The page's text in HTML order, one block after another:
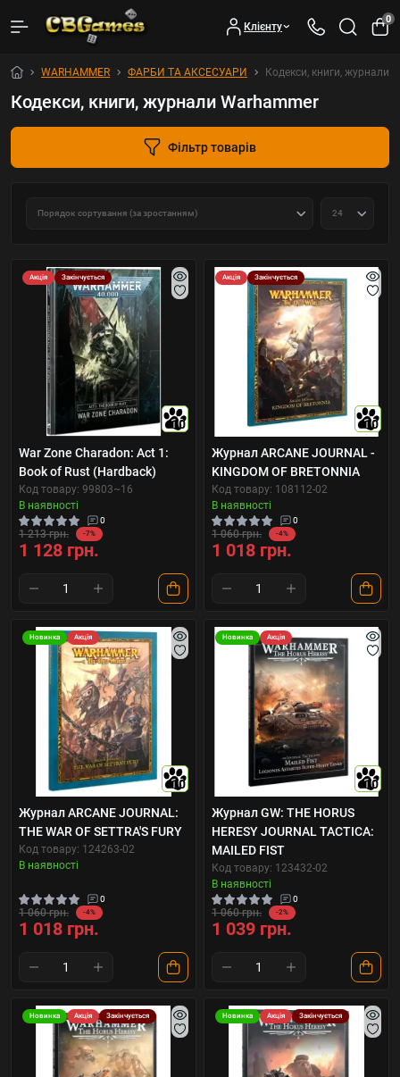
Клієнту
0
WARHAMMER ФАРБИ ТА АКСЕСУАРИ Кодекси, книги, журнали
Кодекси, книги, журнали Warhammer
Фільтр товарів
Акція Закінчується
10
War Zone Charadon: Act 1:
Book of Rust (Hardback)
Код товару: 99803~16
В наявності
0
1 213 грн. -7%
1 128 грн.
Акція Закінчується
10
Журнал ARCANE JOURNAL -
KINGDOM OF BRETONNIA
Код товару: 108112-02
В наявності
0
1 060 грн. -4%
1 018 грн.
Новинка Акція
10
Журнал ARCANE JOURNAL:
THE WAR OF SETTRA'S FURY
Код товару: 124263-02
В наявності
0
1 060 грн. -4%
1 018 грн.
Новинка Акція
10
Журнал GW: THE HORUS
HERESY JOURNAL TACTICA:
MAILED FIST
Код товару: 123432-02
В наявності
0
1 060 грн. -2%
1 039 грн.
Новинка Акція Закінчується Новинка Акція Закінчується